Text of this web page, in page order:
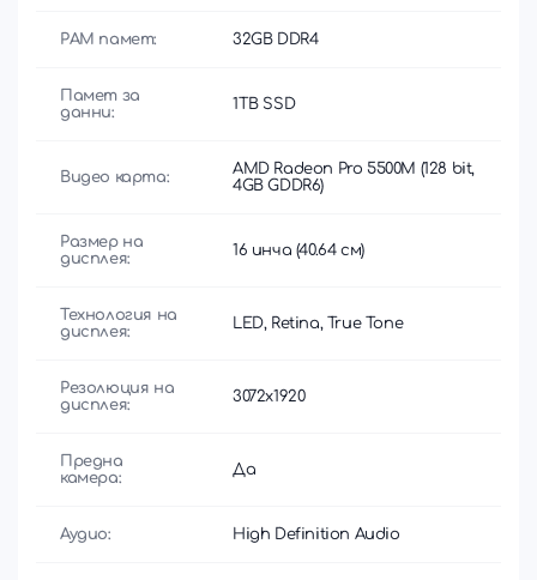
РАМ памет: 32GB DDR4
Памет за
данни:
1TB SSD
Видео карта:
AMD Radeon Pro 5500M (128 bit,
4GB GDDR6)
Размер на
дисплея:
16 инча (40.64 см)
Технология на
дисплея:
LED, Retina, True Tone
Резолюция на
дисплея:
3072x1920
Предна
камера:
Да
Аудио: High Definition Audio